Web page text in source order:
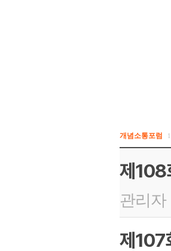
개념소통포럼
제108
관리자
제107